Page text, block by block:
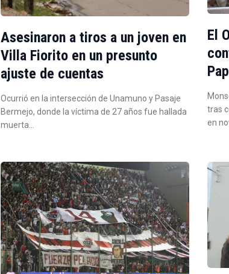
Asesinaron a tiros a un joven en
Villa Fiorito en un presunto
ajuste de cuentas
Ocurrió en la intersección de Unamuno y Pasaje
Bermejo, donde la víctima de 27 años fue hallada
muerta…
El
tras
en